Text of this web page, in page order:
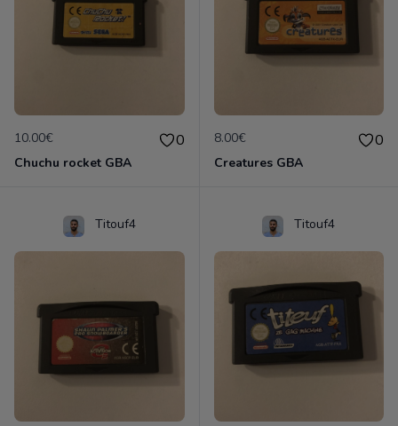
10.00€ 0
Chuchu rocket GBA
8.00€ 0
Creatures GBA
Titouf4 Titouf4